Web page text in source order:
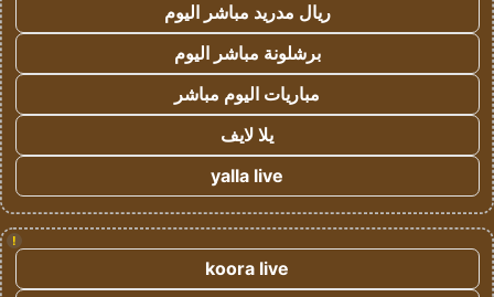
ريال مدريد مباشر اليوم
برشلونة مباشر اليوم
مباريات اليوم مباشر
يلا لايف
yalla live
!
koora live